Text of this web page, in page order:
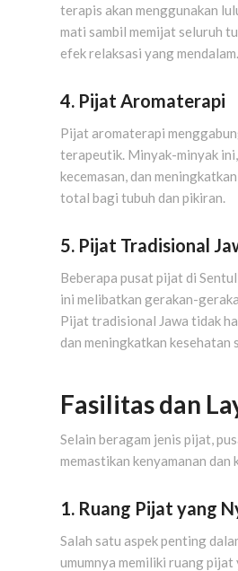
terapis akan menggunakan
mati sambil memijat seluruh
efek relaksasi yang mendalam.
4. Pijat Aromaterapi
Pijat aromaterapi
terapeutik. Minyak-minyak
kecemasan, dan
total bagi tubuh dan pikiran.
5. Pijat Tradisional
Beberapa pusat pijat di
ini melibatkan gerakan-
Pijat tradisional Jawa tidak
dan meningkatkan kesehatan
Fasilitas dan
Selain beragam jenis pijat,
memastikan kenyamanan
1. Ruang Pijat yang
Salah satu aspek penting
umumnya memiliki ruang